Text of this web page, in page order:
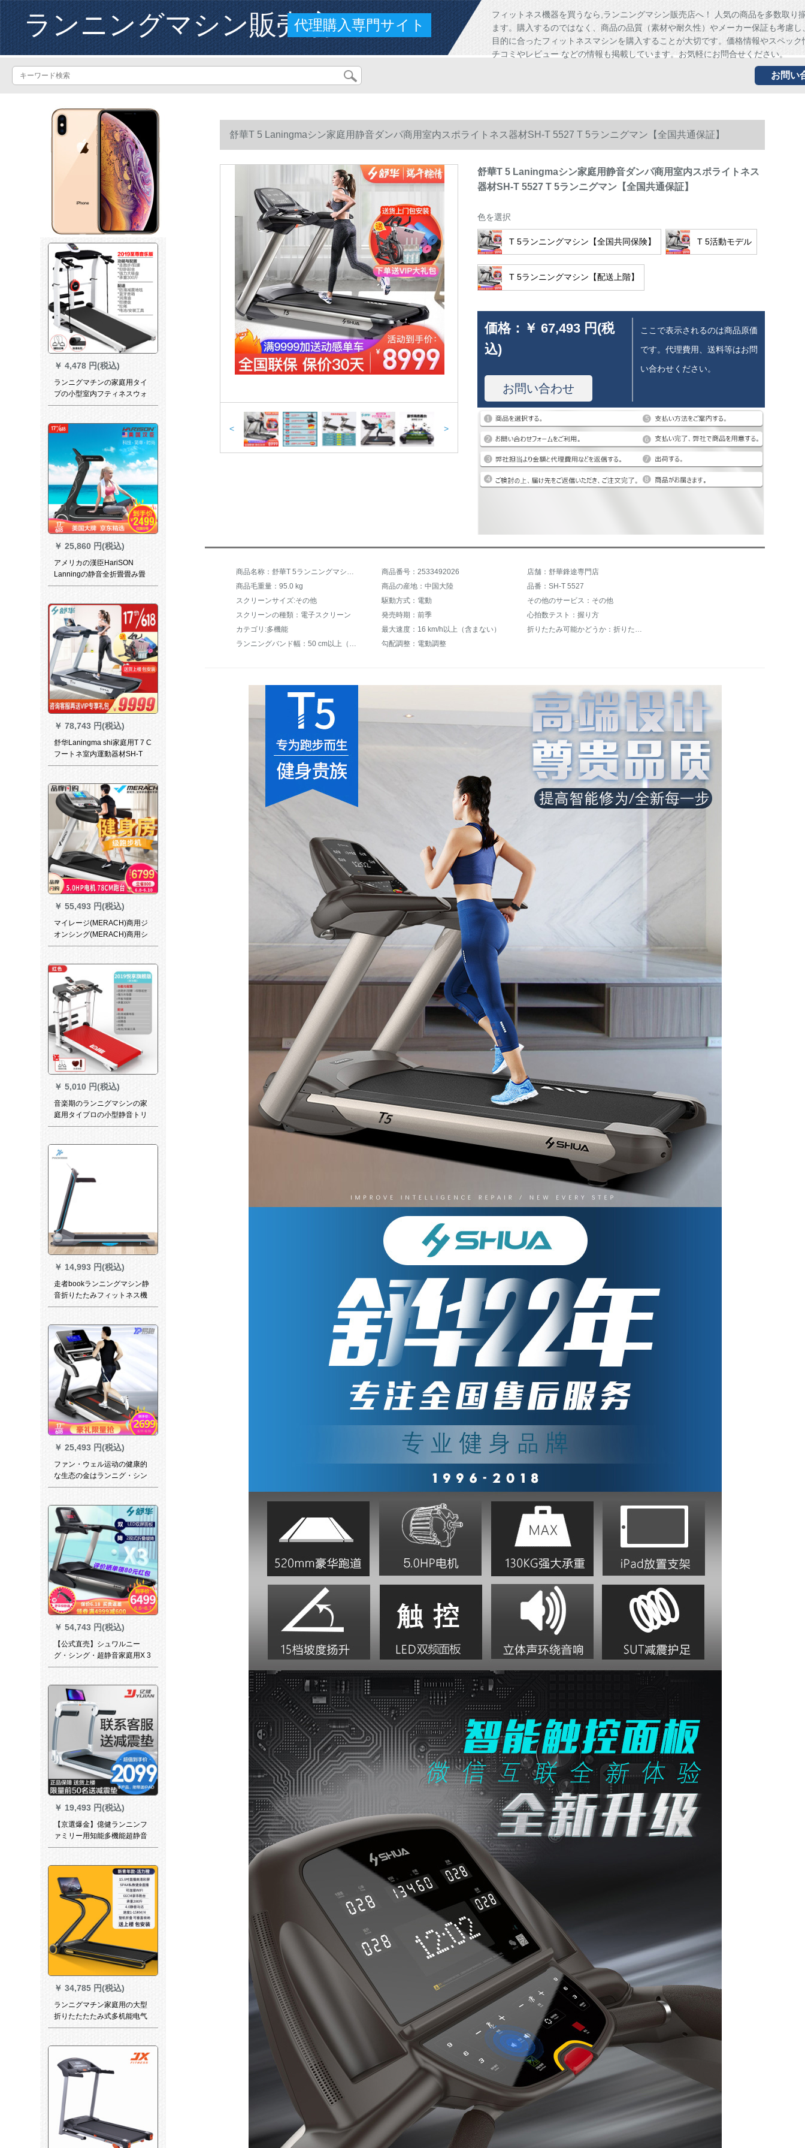
ランニングマシン販売店代理購入専門サイト
フィットネス機器を買うなら,ランニングマシン販売店へ！ 人気の商品を多数取り
ます。購入するのではなく、商品の品質（素材や耐久性）やメーカー保証も考慮し
目的に合ったフィットネスマシンを購入することが大切です。価格情報やスペック
チコミやレビュー などの情報も掲載しています。お気軽にお問合せください。
お問い
￥ 4,478 円(税込)
ランニグマチンの家庭用タイ
プの小型室内フティネスウォ
ーの简易ミニ多机能静音器材
303音楽黒
￥ 25,860 円(税込)
アメリカの漢臣HariSON
Lanningの静音全折畳畳み畳
ミニ知能无料レインストール
￥ 78,743 円(税込)
舒华Laningma shi家庭用T 7 C
フートネ室内運動器材SH-T
6707 L【T 7 C配送上階】
￥ 55,493 円(税込)
マイレージ(MERACH)商用ジ
オンシング(MERACH)商用シ
ステムシステムシステムシス
ム家庭用シンジシステム机能
大型クラブメントスポーツ静
音ラングーオンライン機材
￥ 5,010 円(税込)
音楽期のランニグマシンの家
庭用タイプロの小型静音トリ
ニグムのダイエットル器材の
ウォーキングシステムの动き
ダイエットの重さは300斤で
￥ 14,993 円(税込)
走者bookランニングマシン静
音折りたたみフィットネス機
材Bluetoothリンク手すり音声
フィットネス家庭用モデル幅
走帯全折
￥ 25,493 円(税込)
ファン・ウェル运动の健康的
な生态の金はランニグ・シン
シンの家庭を歩いたりしま
能の电动の多机能のダイエッ
トの器材GT 7 bull sukuの机能
は単机能です。
￥ 54,743 円(税込)
【公式直売】シュワルニー
グ・シング・超静音家庭用X 3
ダンピングデラックスフィッ
ート直売＋宅配便設定】
￥ 19,493 円(税込)
【京選爆金】億健ランニンフ
ァミリー用知能多機能超静音
小型全折運動機材
￥ 34,785 円(税込)
ランニグマチン家庭用の大型
折りたたたたみ式多机能电气
超静音室内ジムSPAX 15.6 in
放送ハジビバー-お届けます。
舒華T 5 Laningmaシン家庭用静音ダンパ商用室内スポライトネス器材SH-T 5527 T 5ランニグマン【全国共通保証】
< >
舒華T 5 Laningmaシン家庭用静音ダンパ商用室内スポライトネス
器材SH-T 5527 T 5ランニグマン【全国共通保証】
色を選択
T 5ランニングマシン【全国共同保険】 T 5活動モデル
T 5ランニングマシン【配送上階】
価格： ￥ 67,493 円(税
込)
お問い合わせ
ここで表示されるのは商品原価
です。代理費用、送料等はお問
い合わせください。
商品番号：2533492026
店舗：舒華鋒途専門店
商品毛重量：95.0 kg
商品の産地：中国大陸
品番：SH-T 5527
スクリーンサイズ:その他
駆動方式：電動
その他のサービス：その他
スクリーンの種類：電子スクリーン
発売時期：前季
心拍数テスト：握り方
カテゴリ:多機能
最大速度：16 km/h以上（含まない）
勾配調整：電動調整